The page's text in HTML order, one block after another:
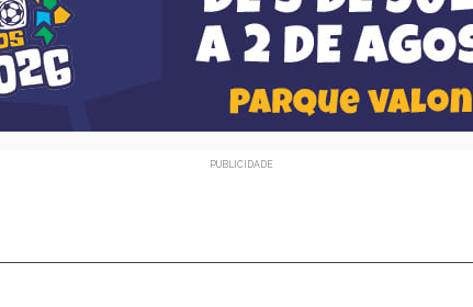
PUBLICIDADE